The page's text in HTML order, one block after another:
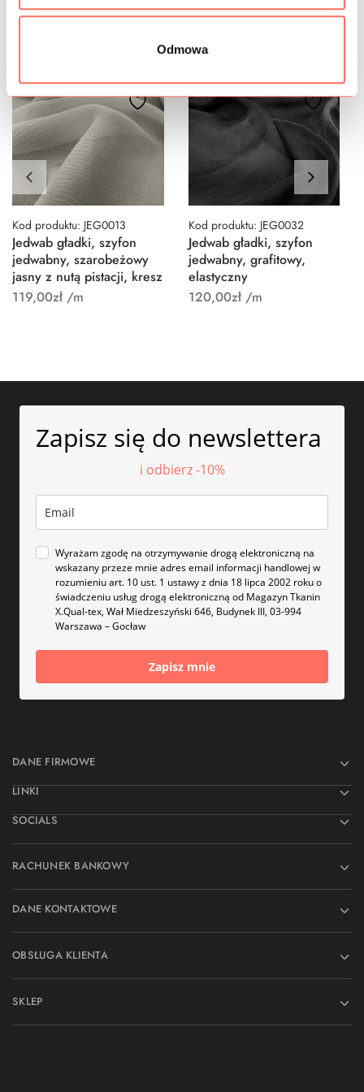
Odmowa
Kod produktu: JEG0013
Jedwab gładki, szyfon
jedwabny, szarobeżowy
jasny z nutą pistacji, kresz
119,00zł/m
Kod produktu: JEG0032
Jedwab gładki, szyfon
jedwabny, grafitowy,
elastyczny
120,00zł/m
Zapisz się do newslettera
i odbierz -10%
Wyrażam zgodę na otrzymywanie drogą elektroniczną na
wskazany przeze mnie adres email informacji handlowej w
rozumieniu art. 10 ust. 1 ustawy z dnia 18 lipca 2002 roku o
świadczeniu usług drogą elektroniczną od Magazyn Tkanin
X.Qual-tex, Wał Miedzeszyński 646, Budynek III, 03-994
Warszawa – Gocław
Zapisz mnie
DANE FIRMOWE
LINKI
SOCIALS
RACHUNEK BANKOWY
DANE KONTAKTOWE
OBSŁUGA KLIENTA
SKLEP